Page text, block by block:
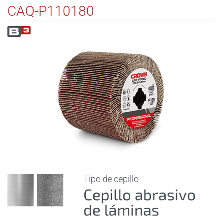
CAQ-P110180
Tipo de cepillo
Cepillo abrasivo
de láminas